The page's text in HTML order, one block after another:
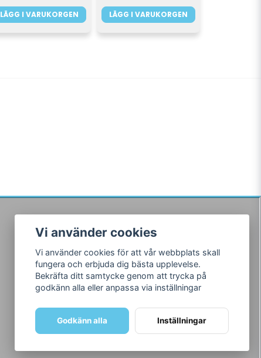
LÄGG I VARUKORGEN LÄGG I VARUKORGEN
Följ oss
Facebook
Instagram
Vi använder cookies
Vi använder cookies för att vår webbplats skall
fungera och erbjuda dig bästa upplevelse.
Bekräfta ditt samtycke genom att trycka på
godkänn alla eller anpassa via inställningar
Godkänn alla Inställningar